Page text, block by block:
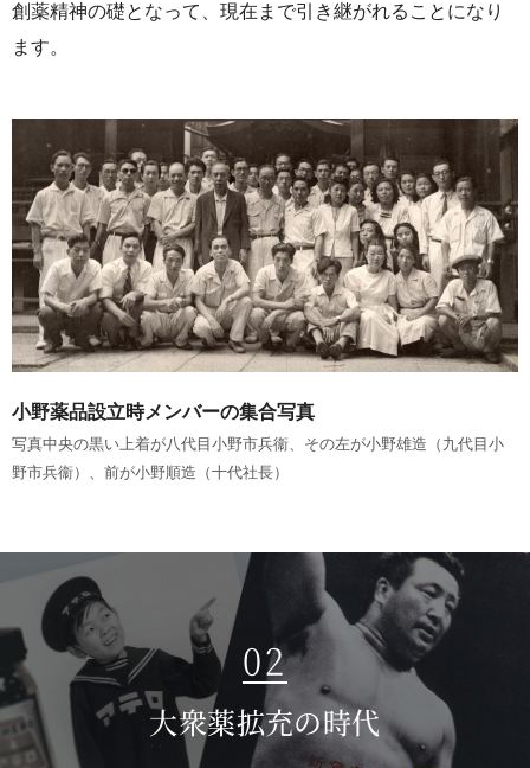
創薬精神の礎となって、現在まで引き継がれることになり
ます。
小野薬品設立時メンバーの集合写真
写真中央の黒い上着が八代目小野市兵衞、その左が小野雄造（九代目小
野市兵衞）、前が小野順造（十代社長）
02
大衆薬拡充の時代